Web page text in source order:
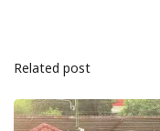
Related post